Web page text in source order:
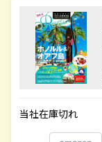
当社在庫切れ